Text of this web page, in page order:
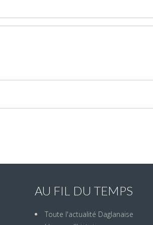
AU FIL DU TEMPS
Toute l'actualité Daglanaise